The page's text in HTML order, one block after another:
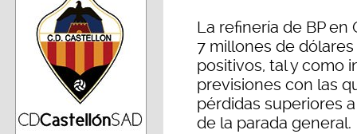
La refinería de BP
7 millones de
positivos, tal y como
previsiones con las
pérdidas superiores
de la parada general.